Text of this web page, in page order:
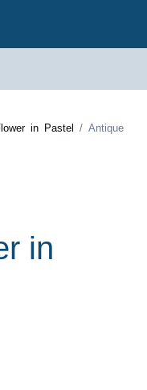
in Pastel
/ Antique
in